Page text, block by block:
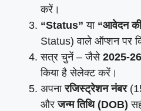
करें।
“Status” या “आवेदन की
Status) वाले ऑप्शन पर
सत्र चुनें – जैसे 2025-26
किया है सेलेक्ट करें।
अपनारजिस्ट्रेशन नंबर
औरजन्म तिथि (DOB)